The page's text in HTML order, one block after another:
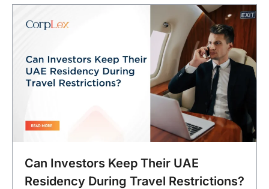
Can Investors Keep Their UAE
Residency During Travel Restrictions?